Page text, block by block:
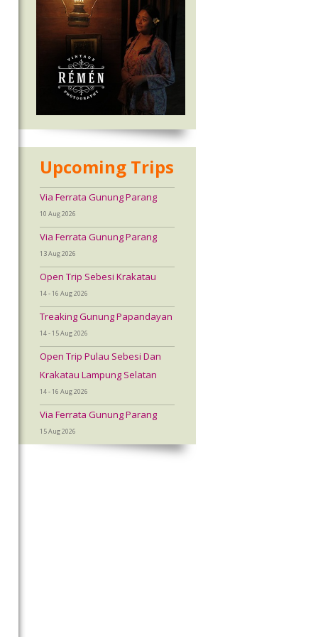
Upcoming Trips
Via Ferrata Gunung Parang
10 Aug 2026
Via Ferrata Gunung Parang
13 Aug 2026
Open Trip Sebesi Krakatau
14 - 16 Aug 2026
Treaking Gunung Papandayan
14 - 15 Aug 2026
Open Trip Pulau Sebesi Dan
Krakatau Lampung Selatan
14 - 16 Aug 2026
Via Ferrata Gunung Parang
15 Aug 2026